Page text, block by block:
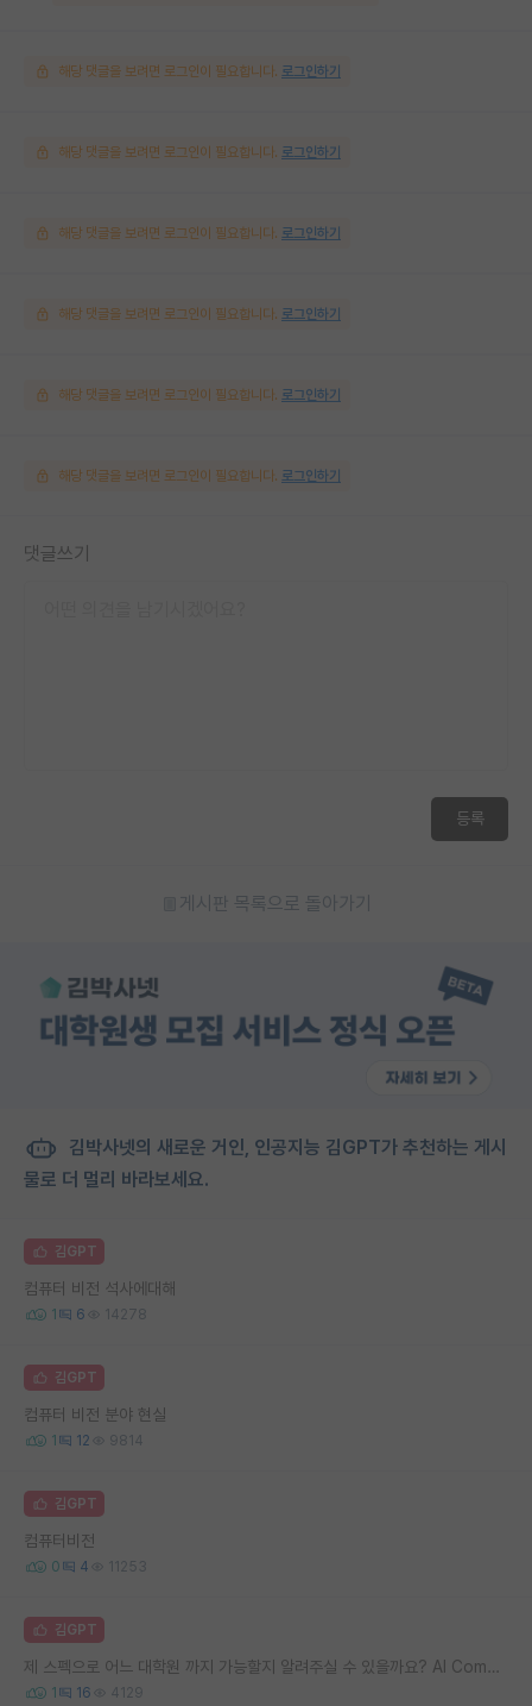
해당 댓글을 보려면 로그인이 필요합니다. 로그인하기
해당 댓글을 보려면 로그인이 필요합니다. 로그인하기
해당 댓글을 보려면 로그인이 필요합니다. 로그인하기
해당 댓글을 보려면 로그인이 필요합니다. 로그인하기
해당 댓글을 보려면 로그인이 필요합니다. 로그인하기
해당 댓글을 보려면 로그인이 필요합니다. 로그인하기
댓글쓰기
등록
게시판 목록으로 돌아가기
김박사넷의 새로운 거인, 인공지능 김GPT가 추천하는 게시
물로 더 멀리 바라보세요.
김GPT
컴퓨터 비전 석사에대해
1 6 14278
김GPT
컴퓨터 비전 분야 현실
1 12 9814
김GPT
컴퓨터비전
0 4 11253
김GPT
제 스펙으로 어느 대학원 까지 가능할지 알려주실 수 있을까요? AI Computer Vision
1 16 4129